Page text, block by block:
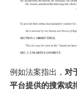
例如法案指出， 对
平台提供的搜索或